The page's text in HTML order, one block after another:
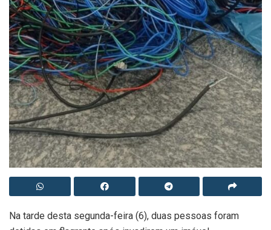
Na tarde desta segunda-feira (6), duas pessoas foram